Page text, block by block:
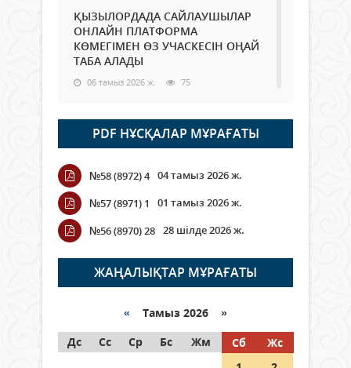
ҚЫЗЫЛОРДАДА САЙЛАУШЫЛАР
ОНЛАЙН ПЛАТФОРМА
КӨМЕГІМЕН ӨЗ УЧАСКЕСІН ОҢАЙ
ТАБА АЛАДЫ
06 тамыз 2026 ж. 75
Open Air: Қызылорда облысы
полиция департаменті 20
мыңнан астам көрерменнің
қауіпсіздігін қамтамасыз етті
06 тамыз 2026 ж.
Wi-Fi ҚАБЫРҒА АРҚЫЛЫ ҚАЛАЙ
ӨТЕДІ?
06 тамыз 2026 ж. 253
граждане Казахстана,
05 тамыз 2026 ж. 132
PDF НҰСҚАЛАР МҰРАҒАТЫ
№58 (8972) 4 04 тамыз 2026 ж.
№57 (8971) 1
01 тамыз 2026 ж.
№56 (8970) 28 28 шілде 2026 ж.
ЖАҢАЛЫҚТАР МҰРАҒАТЫ
« Тамыз 2026 »
Дс
Сс Ср Бс Жм Сб
Жс